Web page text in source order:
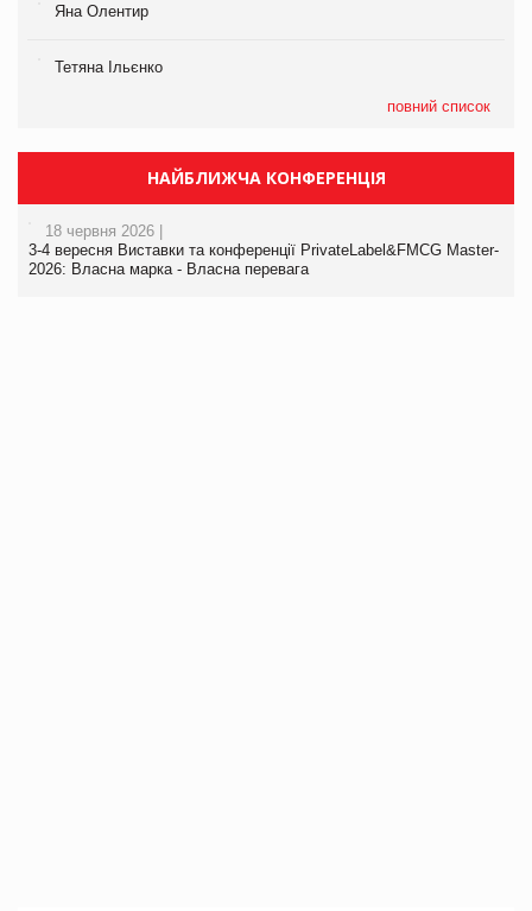
Яна Олентир
Тетяна Ільєнко
повний список
НАЙБЛИЖЧА КОНФЕРЕНЦІЯ
18 червня 2026 |
3-4 вересня Виставки та конференції PrivateLabel&FMCG Master-
2026: Власна марка - Власна перевага